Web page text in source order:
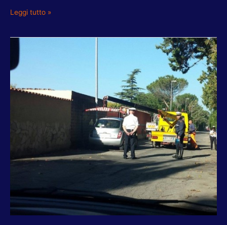
Leggi tutto »
MATTINATA
POLIZIA